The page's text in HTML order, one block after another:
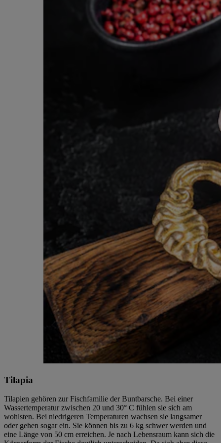
Tilapia
Tilapien gehören zur Fischfamilie der Buntbarsche. Bei einer
Wassertemperatur zwischen 20 und 30° C fühlen sie sich am
wohlsten. Bei niedrigeren Temperaturen wachsen sie langsamer
oder gehen sogar ein. Sie können bis zu 6 kg schwer werden und
eine Länge von 50 cm erreichen. Je nach Lebensraum kann sich die